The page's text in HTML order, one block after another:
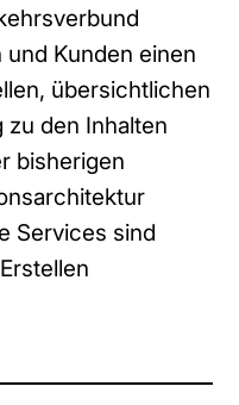
Kunden einen
übersichtlichen
den Inhalten
bisherigen
Services sind